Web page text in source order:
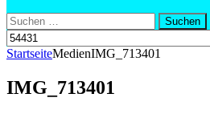
Suchen
nach:
StartseiteMedienIMG_713401
IMG_713401